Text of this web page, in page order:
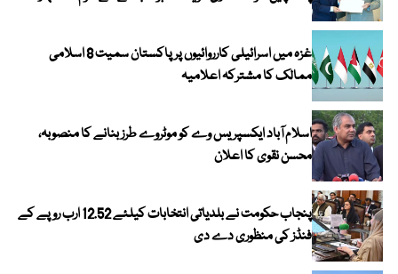
غزہ میں اسرائیلی کارروائیوں پر پاکستان سمیت 8 اسلامی
ممالک کا مشترکہ اعلامیہ
اسلام آباد ایکسپریس وے کو موٹروے طرز بنانے کا منصوبہ،
محسن نقوی کا اعلان
پنجاب حکومت نے بلدیاتی انتخابات کیلئے 12.52 ارب روپے کے
فنڈز کی منظوری دے دی